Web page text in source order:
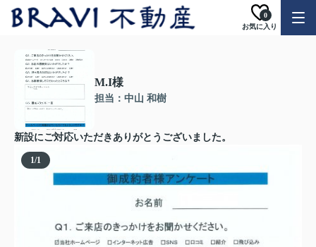
お気に入り
0
M.I様
担当：中山 和樹
新設にご対応いただきありがとうございました。
1/1